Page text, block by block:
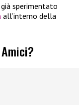
sperimentato
all’interno della